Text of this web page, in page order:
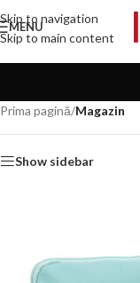
Skip to navigation
Skip to main content
MENU
Prima pagină/Magazin
Show sidebar